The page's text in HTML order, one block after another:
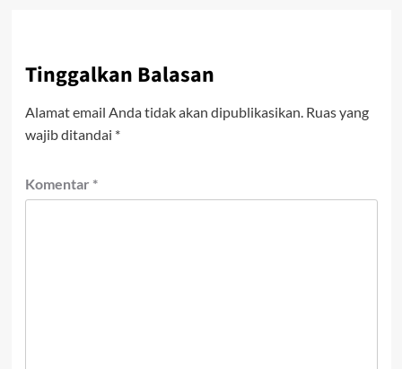
Tinggalkan Balasan
Alamat email Anda tidak akan dipublikasikan. Ruas yang
wajib ditandai *
Komentar *